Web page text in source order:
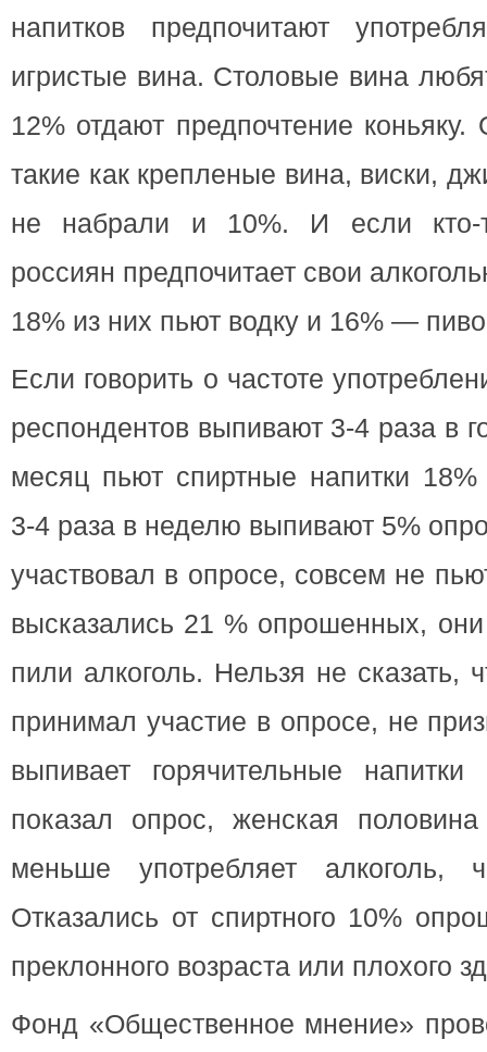
напитков предпочитают
игристые вина. Столовые вина
12% отдают предпочтение коньяку.
такие как крепленые вина, виски,
не набрали и 10%. И если кто-
россиян предпочитает свои
18% из них пьют водку и 16% —
Если говорить о частоте
респондентов выпивают 3-4 раза в
месяц пьют спиртные напитки 18%
3-4 раза в неделю выпивают 5%
участвовал в опросе, совсем не
высказались 21 % опрошенных,
пили алкоголь. Нельзя не сказать,
принимал участие в опросе, не
выпивает горячительные
показал опрос, женская
меньше употребляет
Отказались от спиртного 10%
преклонного возраста или плохого
Фонд «Общественное мнение»